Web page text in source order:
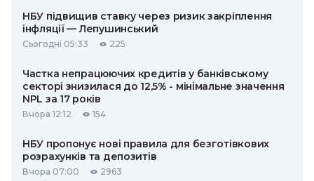
НБУ підвищив ставку через ризик закріплення
інфляції — Лепушинський
Сьогодні 05:33 225
Частка непрацюючих кредитів у банківському
секторі знизилася до 12,5% - мінімальне значення
NPL за 17 років
Вчора 12:12 154
НБУ пропонує нові правила для безготівкових
розрахунків та депозитів
Вчора 07:00 2963